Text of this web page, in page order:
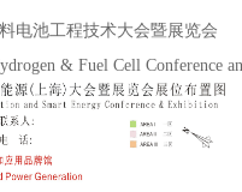
电池工程技术大会暨展览会
& Fuel Cell Conference